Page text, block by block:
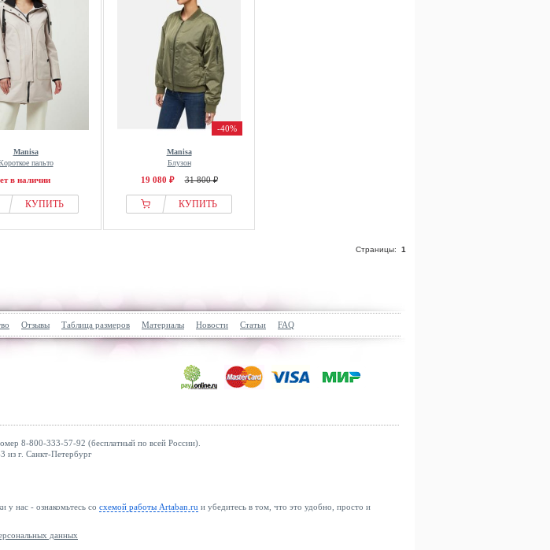
Manisa
пальто
в наличии
КУПИТЬ
-40%
Manisa
Блузон
19 080 ₽ 31 800 ₽
КУПИТЬ
Страницы: 1
Отзывы Таблица размеров Материалы Новости Статьи FAQ
8-800-333-57-92 (бесплатный по всей России).
из г. Санкт-Петербург
у нас - ознакомьтесь со схемой работы Artaban.ru и убедитесь в том, что это удобно, просто и
данных